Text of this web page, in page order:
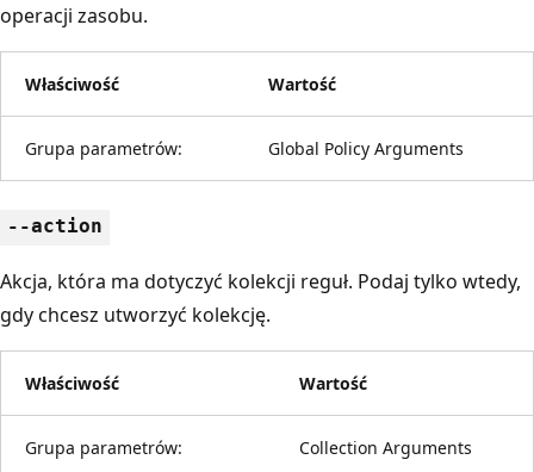
operacji zasobu.
Właściwość Wartość
Grupa parametrów: Global Policy Arguments
--action
Akcja, która ma dotyczyć kolekcji reguł. Podaj tylko wtedy,
gdy chcesz utworzyć kolekcję.
Właściwość Wartość
Grupa parametrów: Collection Arguments